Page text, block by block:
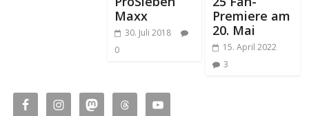
Maxx
30. Juli 2018
0
Premiere am
20. Mai
15. April 2022
3